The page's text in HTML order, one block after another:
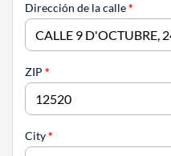
Dirección de la calle*
ZIP *
City*